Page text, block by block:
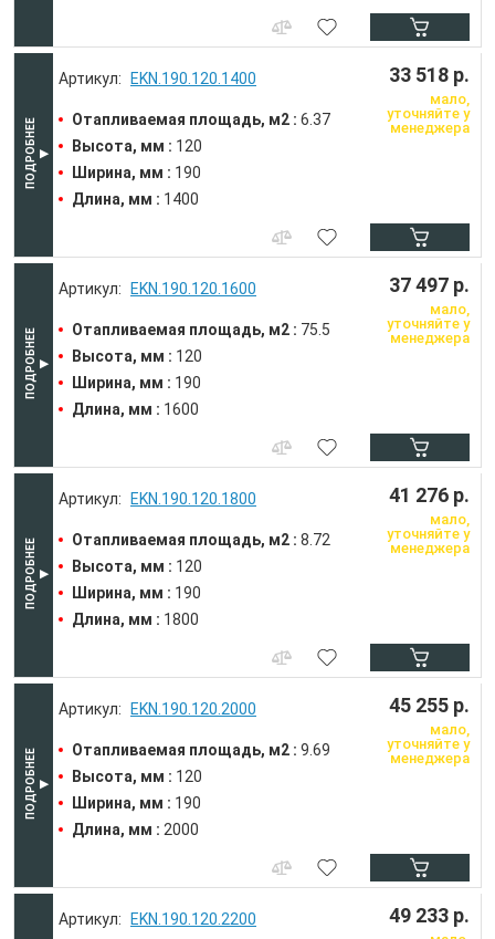
EKN.190.120.1400
Отапливаемая площадь, м2 : 6.37
Высота, мм : 120
Ширина, мм : 190
Длина, мм : 1400
33 518 р.
мало,
уточняйте у
менеджера
EKN.190.120.1600
Отапливаемая площадь, м2 : 75.5
Высота, мм : 120
Ширина, мм : 190
Длина, мм : 1600
37 497 р.
мало,
уточняйте у
менеджера
EKN.190.120.1800
Отапливаемая площадь, м2 : 8.72
Высота, мм : 120
Ширина, мм : 190
Длина, мм : 1800
41 276 р.
мало,
уточняйте у
менеджера
EKN.190.120.2000
Отапливаемая площадь, м2 : 9.69
Высота, мм : 120
Ширина, мм : 190
Длина, мм : 2000
45 255 р.
мало,
уточняйте у
менеджера
EKN.190.120.2200 49 233 р.